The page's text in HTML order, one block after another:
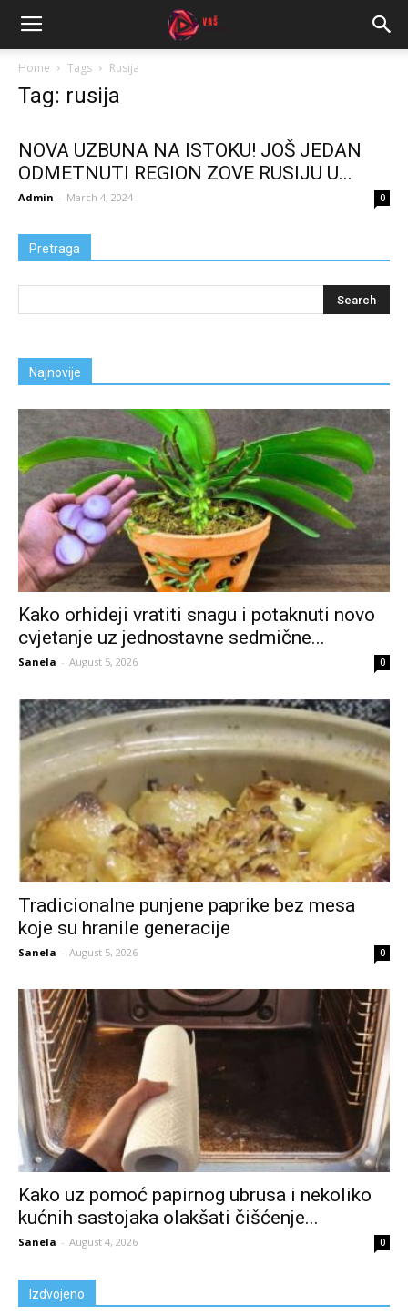
Home Tags Rusija
Tag: rusija
NOVA UZBUNA NA ISTOKU! JOŠ JEDAN
ODMETNUTI REGION ZOVE RUSIJU U...
Admin - March 4, 2024 0
Pretraga
Najnovije
Kako orhideji vratiti snagu i potaknuti novo
cvjetanje uz jednostavne sedmične...
Sanela - August 5, 2026 0
Tradicionalne punjene paprike bez mesa
koje su hranile generacije
Sanela - August 5, 2026 0
Kako uz pomoć papirnog ubrusa i nekoliko
kućnih sastojaka olakšati čišćenje...
Sanela - August 4, 2026 0
Izdvojeno